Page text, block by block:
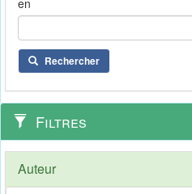
en
Rechercher
Filtres
Auteur